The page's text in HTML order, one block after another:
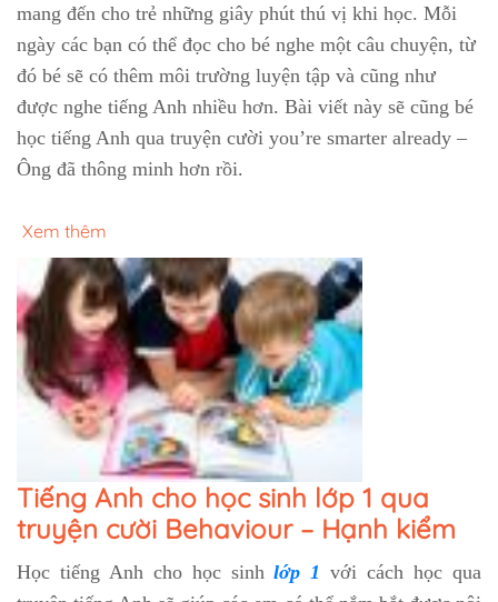
mang đến cho trẻ những giây phút thú vị khi học. Mỗi
ngày các bạn có thể đọc cho bé nghe một câu chuyện, từ
đó bé sẽ có thêm môi trường luyện tập và cũng như
được nghe tiếng Anh nhiều hơn. Bài viết này sẽ cũng bé
học tiếng Anh qua truyện cười you’re smarter already –
Ông đã thông minh hơn rồi.
Xem thêm
Tiếng Anh cho học sinh lớp 1 qua
truyện cười Behaviour – Hạnh kiểm
Học tiếng Anh cho học sinhlớp 1 với cách học qua